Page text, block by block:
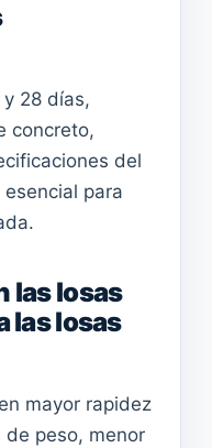
28 días,
concreto,
del
para
las losas
las losas
mayor rapidez
de peso, menor